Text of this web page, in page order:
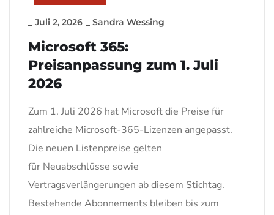
Juli 2, 2026 Sandra Wessing
Microsoft 365:
Preisanpassung zum 1. Juli
2026
Zum 1. Juli 2026 hat Microsoft die Preise für
zahlreiche Microsoft-365-Lizenzen angepasst.
Die neuen Listenpreise gelten
für Neuabschlüsse sowie
Vertragsverlängerungen ab diesem Stichtag.
Bestehende Abonnements bleiben bis zum